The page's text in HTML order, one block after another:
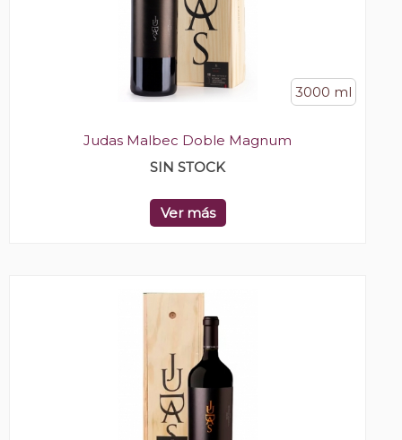
3000 ml
Judas Malbec Doble Magnum
SIN STOCK
Ver más